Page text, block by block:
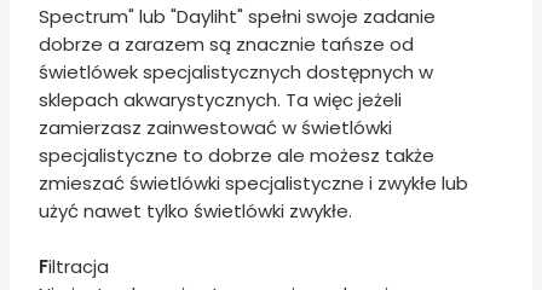
Spectrum" lub "Dayliht" spełni swoje zadanie
dobrze a zarazem są znacznie tańsze od
świetlówek specjalistycznych dostępnych w
sklepach akwarystycznych. Ta więc jeżeli
zamierzasz zainwestować w świetlówki
specjalistyczne to dobrze ale możesz także
zmieszać świetlówki specjalistyczne i zwykłe lub
użyć nawet tylko świetlówki zwykłe.
Filtracja